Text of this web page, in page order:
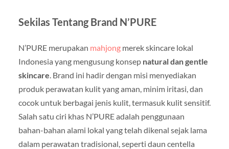
Sekilas Tentang Brand N’PURE
N’PURE merupakan mahjong merek skincare lokal
Indonesia yang mengusung konsep natural dan gentle
skincare . Brand ini hadir dengan misi menyediakan
produk perawatan kulit yang aman, minim iritasi, dan
cocok untuk berbagai jenis kulit, termasuk kulit sensitif.
Salah satu ciri khas N’PURE adalah penggunaan
bahan-bahan alami lokal yang telah dikenal sejak lama
dalam perawatan tradisional, seperti daun centella